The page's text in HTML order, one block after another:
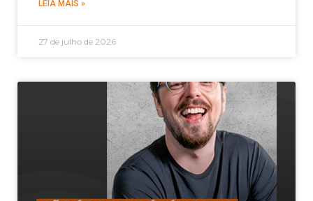
LEIA MAIS »
27 de julho de 2026